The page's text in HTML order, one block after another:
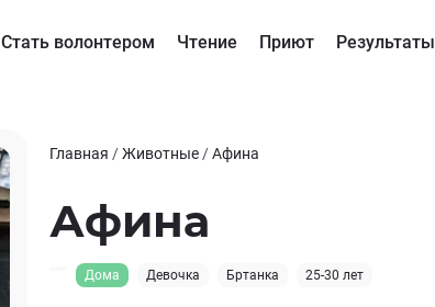
Стать волонтером Чтение Приют Результаты
Главная /Животные /Афина
Афина
Дома Девочка Бртанка 25-30 лет